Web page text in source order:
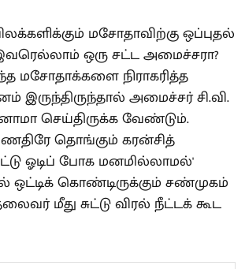
மசோதாவிற்கு ஒப்புதல்
ஒரு சட்ட அமைச்சரா?
மசோதாக்களை நிராகரித்த
அமைச்சர் சி.வி.
செய்திருக்க வேண்டும்.
தொங்கும் கரன்சித்
ஓடிப் போக மனமில்லாமல்'
ஒட்டிக் கொண்டிருக்கும் சண்முகம்
மீது சுட்டு விரல் நீட்டக் கூட